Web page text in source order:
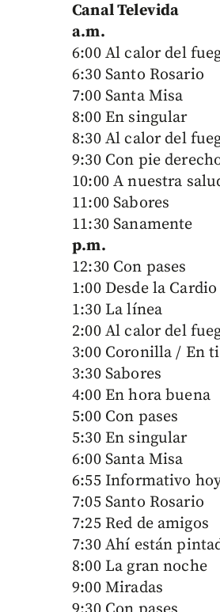
Canal Televida
a.m.
6:00 Al calor del
6:30 Santo Rosario
7:00 Santa Misa
8:00 En singular
8:30 Al calor del
9:30 Con pie
10:00 A nuestra
11:00 Sabores
11:30 Sanamente
p.m.
12:30 Con pases
1:00 Desde la Cardio
1:30 La línea
2:00 Al calor del
3:00 Coronilla / En
3:30 Sabores
4:00 En hora buena
5:00 Con pases
5:30 En singular
6:00 Santa Misa
6:55 Informativo
7:05 Santo Rosario
7:25 Red de amigos
7:30 Ahí están
8:00 La gran noche
9:00 Miradas